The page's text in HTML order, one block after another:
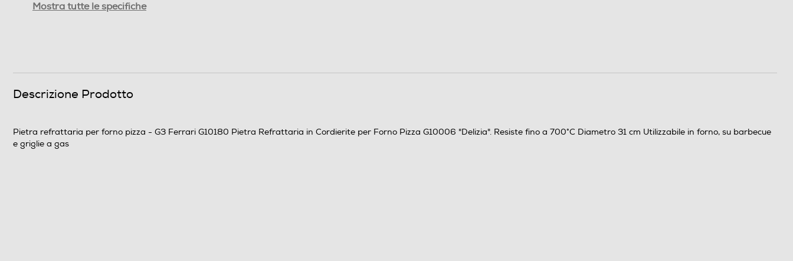
Mostra tutte le specifiche
Descrizione Prodotto
Pietra refrattaria per forno pizza - G3 Ferrari G10180 Pietra Refrattaria in Cordierite per Forno Pizza G10006 "Delizia". Resiste fino a 700°C Diametro 31 cm Utilizzabile in forno, su barbecue
e griglie a gas